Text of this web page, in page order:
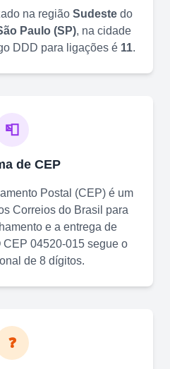
na região Sudestedo
Paulo(SP), na cidade
DDD para ligações é 11.
📮
de CEP
Postal (CEP) é um
Correios do Brasil para
e a entrega de
CEP 04520-015segue o
de 8 dígitos.
❓